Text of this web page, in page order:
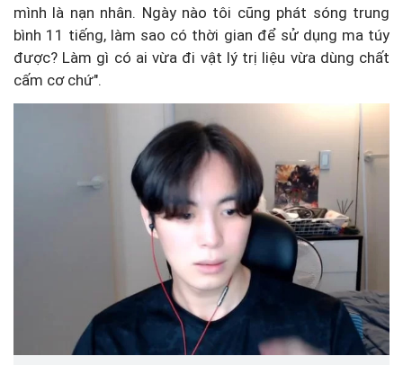
mình là nạn nhân. Ngày nào tôi cũng phát sóng trung
bình 11 tiếng, làm sao có thời gian để sử dụng ma túy
được? Làm gì có ai vừa đi vật lý trị liệu vừa dùng chất
cấm cơ chứ".